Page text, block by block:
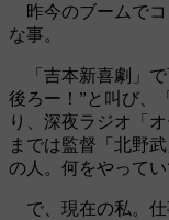
昨今のブームでコ
な事。
「吉本新喜劇」で
後ろー！”と叫び、
り、深夜ラジオ「
までは監督「北野
の人。何をやってい
で、現在の私。仕